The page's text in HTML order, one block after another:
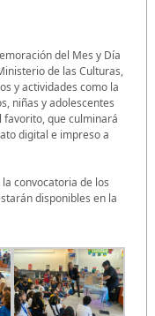
del Mes y Día
de las Culturas,
y actividades como la
niñas y adolescentes
que culminará
digital e impreso a
convocatoria de los
disponibles en la